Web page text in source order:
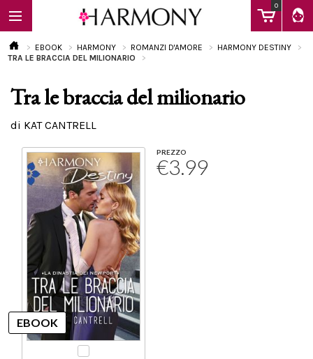
0
EBOOK
Calendario
EBOOK HARMONY ROMANZI D'AMORE
HARMONY DESTINY
TRA LE BRACCIA DEL MILIONARIO
Tra le braccia del milionario
di KAT CANTRELL
PREZZO
€3.99